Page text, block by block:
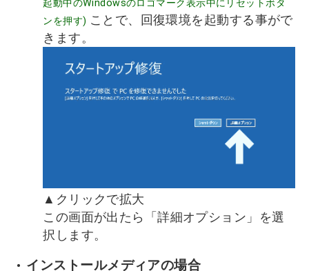
起動中のWindowsのロゴマーク表示中にリセットボタ
ンを押す) ことで、回復環境を起動する事がで
きます。
▲クリックで拡大
この画面が出たら「詳細オプション」を選
択します。
インストールメディアの場合